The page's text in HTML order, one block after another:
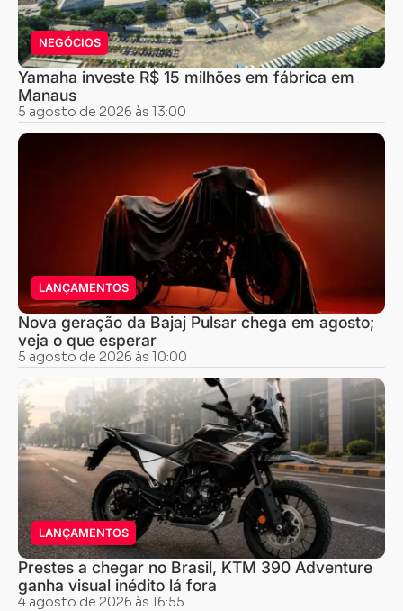
NEGÓCIOS
Yamaha investe R$ 15 milhões em fábrica em
Manaus
5 agosto de 2026 às 13:00
LANÇAMENTOS
Nova geração da Bajaj Pulsar chega em agosto;
veja o que esperar
5 agosto de 2026 às 10:00
LANÇAMENTOS
Prestes a chegar no Brasil, KTM 390 Adventure
ganha visual inédito lá fora
4 agosto de 2026 às 16:55